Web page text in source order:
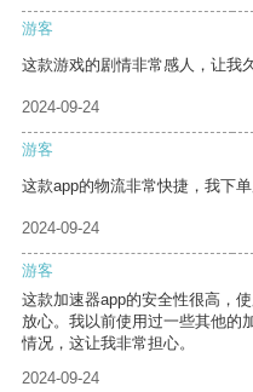
游客
这款游戏的剧情非常感人，让我
2024-09-24
游客
这款app的物流非常快捷，我下单
2024-09-24
游客
这款加速器app的安全性很高，
放心。我以前使用过一些其他的
情况，这让我非常担心。
2024-09-24